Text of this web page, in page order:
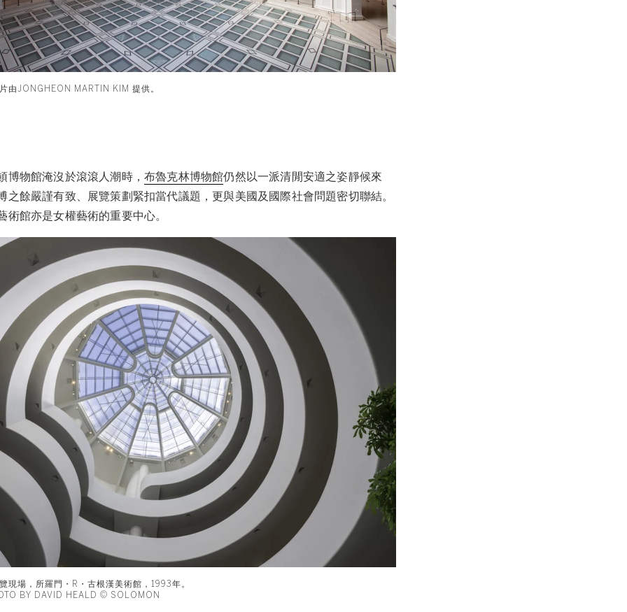
由JONGHEON MARTIN KIM 提供。
博物館淹沒於滾滾人潮時， 布魯克林博物館仍然以一派清閒安適之姿靜候來
之餘嚴謹有致、展覽策劃緊扣當代議題，更與美國及國際社會問題密切聯結。
術館亦是女權藝術的重要中心。
現場，所羅門・R・古根漢美術館，1993年。
BY DAVID HEALD © SOLOMON